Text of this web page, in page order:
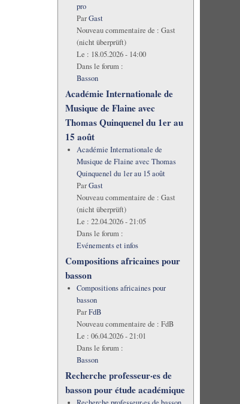
pro
ParGast
Nouveau commentaire de : Gast
(nicht überprüft)
Le : 18.05.2026 - 14:00
Dans le forum :
Basson
Académie Internationale de
Musique de Flaine avec
Thomas Quinquenel du 1er au
15 août
Académie Internationale de
Musique de Flaine avec Thomas
Quinquenel du 1er au 15 août
ParGast
Nouveau commentaire de : Gast
(nicht überprüft)
Le : 22.04.2026 - 21:05
Dans le forum :
Evénements et infos
Compositions africaines pour
basson
Compositions africaines pour
basson
ParFdB
Nouveau commentaire de : FdB
Le : 06.04.2026 - 21:01
Dans le forum :
Basson
Recherche professeur·es de
basson pour étude académique